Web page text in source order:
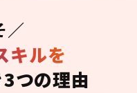
／
ルを
つの理由